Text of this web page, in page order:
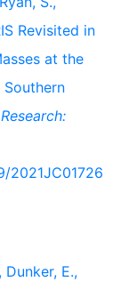
Revisited in
at the
Southern
2021JC01726
Dunker, E.,